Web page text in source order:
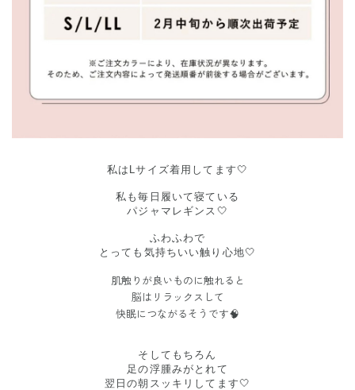
私はLサイズ着用してます🤍
私も毎日履いて寝ている
パジャマレギンス🤍
ふわふわで
とっても気持ちいい触り心地🤍
肌触りが良いものに触れると
脳はリラックスして
快眠につながるそうです🧠
そしてもちろん
足の浮腫みがとれて
翌日の朝スッキリしてます🤍